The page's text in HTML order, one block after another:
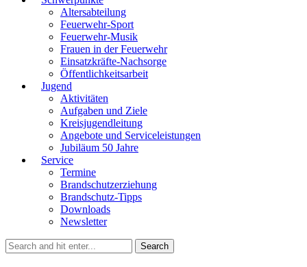
Altersabteilung
Feuerwehr-Sport
Feuerwehr-Musik
Frauen in der Feuerwehr
Einsatzkräfte-Nachsorge
Öffentlichkeitsarbeit
Jugend
Aktivitäten
Aufgaben und Ziele
Kreisjugendleitung
Angebote und Serviceleistungen
Jubiläum 50 Jahre
Service
Termine
Brandschutzerziehung
Brandschutz-Tipps
Downloads
Newsletter